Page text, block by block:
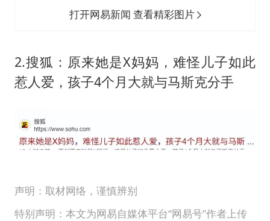
打开网易新闻 查看精彩图片
2.搜狐：原来她是X妈妈，难怪儿子如此
惹人爱，孩子4个月大就与马斯克分手
声明：取材网络，谨慎辨别
特别声明：本文为网易自媒体平台“网易号”作者上传